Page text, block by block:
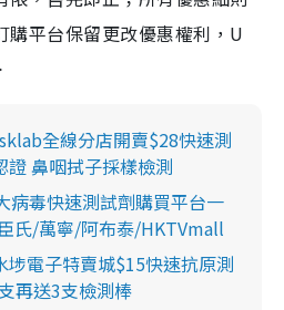
購平台保留更改優惠權利，U
全線分店開賣$28快速測
鼻咽拭子採樣檢測
病毒快速測試劑購買平台一
氏/萬寧/阿布泰/HKTVmall
埗電子特賣城$15快速抗原測
再送3支檢測棒